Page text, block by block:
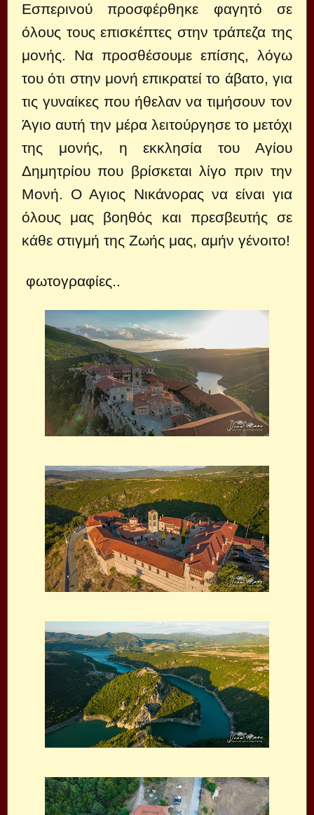
Εσπερινού προσφέρθηκε φαγητό σε
όλους τους επισκέπτες στην τράπεζα της
μονής. Να προσθέσουμε επίσης, λόγω
του ότι στην μονή επικρατεί το άβατο, για
τις γυναίκες που ήθελαν να τιμήσουν τον
Άγιο αυτή την μέρα λειτούργησε το μετόχι
της μονής, η εκκλησία του Αγίου
Δημητρίου που βρίσκεται λίγο πριν την
Μονή. Ο Αγιος Νικάνορας να είναι για
όλους μας βοηθός και πρεσβευτής σε
κάθε στιγμή της Ζωής μας, αμήν γένοιτο!
φωτογραφίες..